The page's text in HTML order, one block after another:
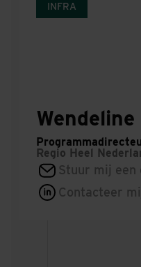
INFRA
Regio Heel
Stuur mij een
Contacteer